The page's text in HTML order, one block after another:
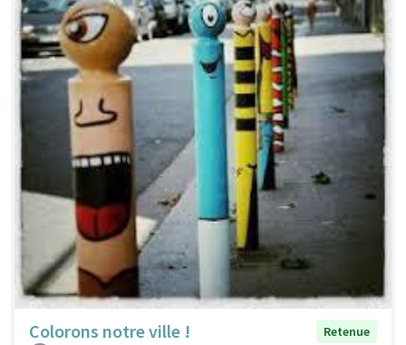
Colorons notre ville !
Retenue